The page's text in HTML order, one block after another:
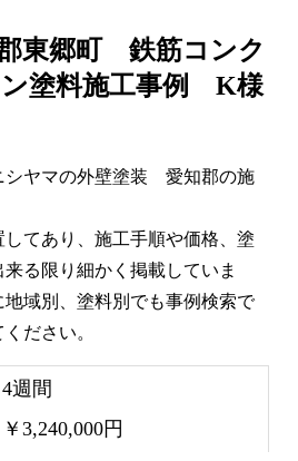
東郷町 鉄筋コンク
ン塗料施工事例 K様
シヤマの外壁塗装 愛知郡の施
てあり、施工手順や価格、塗
る限り細かく掲載していま
域別、塗料別でも事例検索で
ださい。
4週間
￥3,240,000円